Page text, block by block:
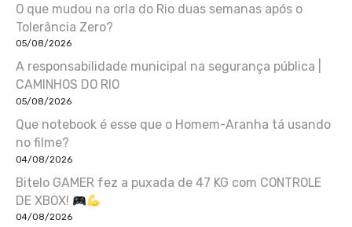
O que mudou na orla do Rio duas semanas após o
Tolerância Zero?
05/08/2026
A responsabilidade municipal na segurança pública |
CAMINHOS DO RIO
05/08/2026
Que notebook é esse que o Homem-Aranha tá usando
no filme?
04/08/2026
Bitelo GAMER fez a puxada de 47 KG com CONTROLE
DE XBOX!
04/08/2026